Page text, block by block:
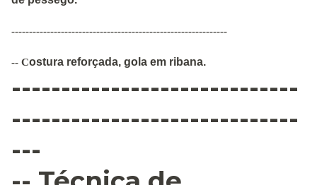
-------------------------------------------------------------
-- Costura reforçada, gola em ribana.
-----------------------------
-----------------------------
---